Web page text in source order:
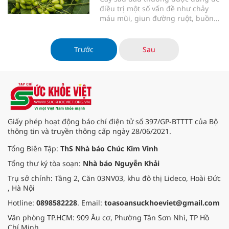
điều trị một số vấn đề như chảy
máu mũi, giun đường ruột, buồn
tim mạch, sốt, tiểu đường, bệnh
nướu răng và các vấn đề về gan.
Trước Sau
Giấy phép hoạt động báo chí điện tử số 397/GP-BTTTT của Bộ
thông tin và truyền thông cấp ngày 28/06/2021.
Tổng Biên Tập: ThS Nhà báo Chúc Kim Vinh
Tổng thư ký tòa soạn: Nhà báo Nguyễn Khải
Trụ sở chính: Tầng 2, Căn 03NV03, khu đô thị Lideco, Hoài Đức
, Hà Nội
Hotline: 0898582228. Email: toasoansuckhoeviet@gmail.com
Văn phòng TP.HCM: 909 Âu cơ, Phường Tân Sơn Nhì, TP Hồ